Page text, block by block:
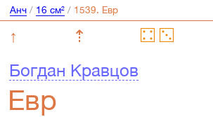
Анч/ 16 см²/
↑ ⇡
Богдан Кравцов
Евр